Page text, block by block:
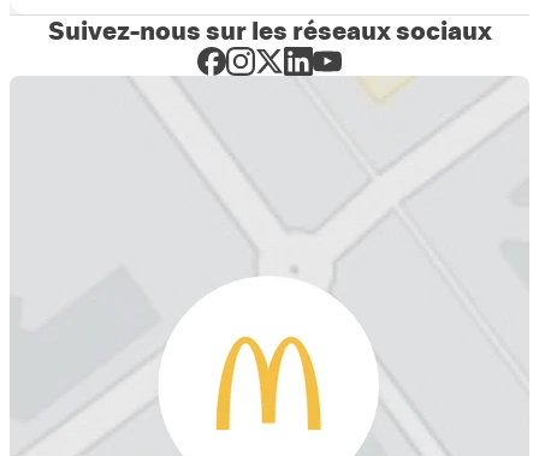
Suivez-nous sur les réseaux sociaux